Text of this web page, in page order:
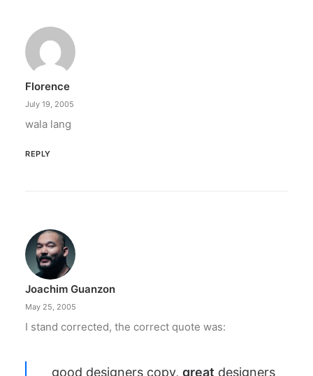
Florence
July 19, 2005
wala lang
REPLY
Joachim Guanzon
May 25, 2005
I stand corrected, the correct quote was:
good designers copy, great designers